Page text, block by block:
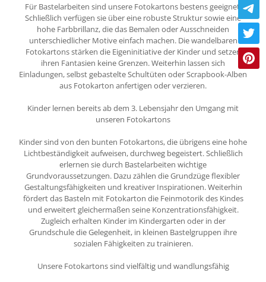
Für Bastelarbeiten sind unsere Fotokartons bestens geeignet.
Schließlich verfügen sie über eine robuste Struktur sowie eine
hohe Farbbrillanz, die das Bemalen oder Ausschneiden
unterschiedlicher Motive einfach machen. Die wandelbaren
Fotokartons stärken die Eigeninitiative der Kinder und setzen
ihren Fantasien keine Grenzen. Weiterhin lassen sich
Einladungen, selbst gebastelte Schultüten oder Scrapbook-Alben
aus Fotokarton anfertigen oder verzieren.
Kinder lernen bereits ab dem 3. Lebensjahr den Umgang mit
unseren Fotokartons
Kinder sind von den bunten Fotokartons, die übrigens eine hohe
Lichtbeständigkeit aufweisen, durchweg begeistert. Schließlich
erlernen sie durch Bastelarbeiten wichtige
Grundvoraussetzungen. Dazu zählen die Grundzüge flexibler
Gestaltungsfähigkeiten und kreativer Inspirationen. Weiterhin
fördert das Basteln mit Fotokarton die Feinmotorik des Kindes
und erweitert gleichermaßen seine Konzentrationsfähigkeit.
Zugleich erhalten Kinder im Kindergarten oder in der
Grundschule die Gelegenheit, in kleinen Bastelgruppen ihre
sozialen Fähigkeiten zu trainieren.
Unsere Fotokartons sind vielfältig und wandlungsfähig